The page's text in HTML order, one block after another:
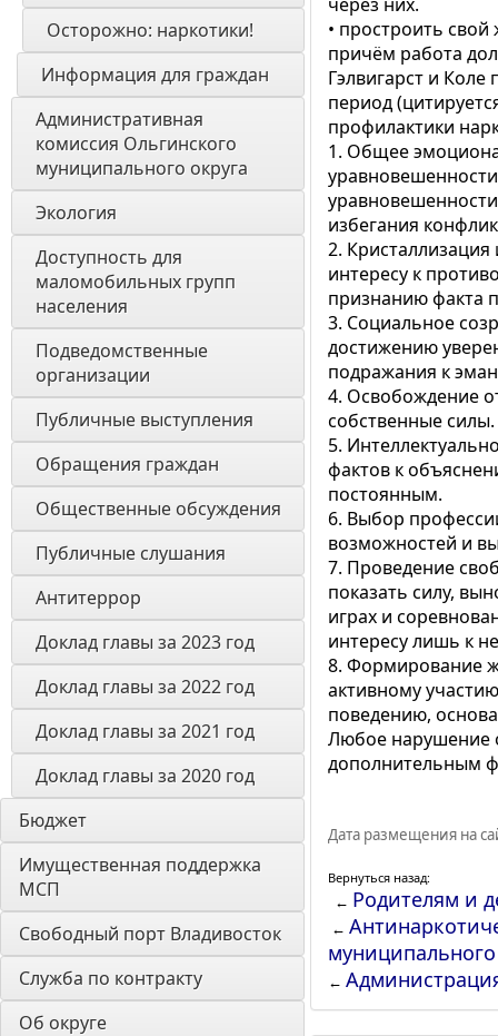
Осторожно: наркотики!
Информация для граждан
Административная
комиссия Ольгинского
муниципального округа
Экология
Доступность для
маломобильных групп
населения
Подведомственные
организации
Публичные выступления
Обращения граждан
Общественные обсуждения
Публичные слушания
Антитеррор
Доклад главы за 2023 год
Доклад главы за 2022 год
Доклад главы за 2021 год
Доклад главы за 2020 год
Бюджет
Имущественная поддержка
МСП
Свободный порт Владивосток
Служба по контракту
Об округе
• простроить
причём работа
Гэлвигарст и
период
профилактики
1. Общее
избегания
2. Кристаллизация
интересу к
признанию факта
3. Социальное
достижению
подражания к
4. Освобождение
собственные силы.
5.
фактов к
постоянным.
6. Выбор
возможностей и
7. Проведение
показать силу,
играх и
интересу лишь к
8. Формирование
активному
поведению,
Любое нарушение
дополнительным
Дата размещения на
Вернуться назад:
← Родителям и
←
муниципального
←